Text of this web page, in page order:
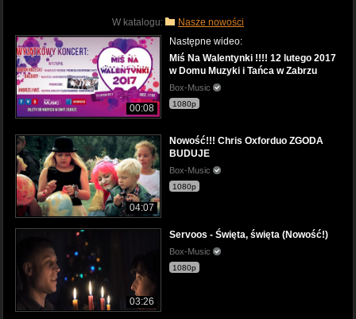
W katalogu: Nasze nowości
00:08
Następne wideo:
Miś Na Walentynki !!!! 12 lutego 2017
w Domu Muzyki i Tańca w Zabrzu
Box-Music
1080p
04:07
Nowość!!! Chris Oxforduo ZGODA
BUDUJE
Box-Music
1080p
03:26
Servoos - Święta, święta (Nowość!)
Box-Music
1080p